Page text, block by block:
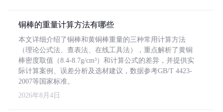
铜棒的重量计算方法有哪些
本文详细介绍了铜棒和黄铜棒重量的三种常用计算方法
（理论公式法、查表法、在线工具法），重点解析了黄铜
棒密度取值（8.4-8.7g/cm³）和计算公式的差异，并提供实
际计算案例、误差分析及选材建议，数据参考GB/T 4423-
2007等国家标准。
2026年8月4日